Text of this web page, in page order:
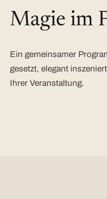
Magie im
Ein gemeinsamer
gesetzt, elegant
Ihrer Veranstaltung.